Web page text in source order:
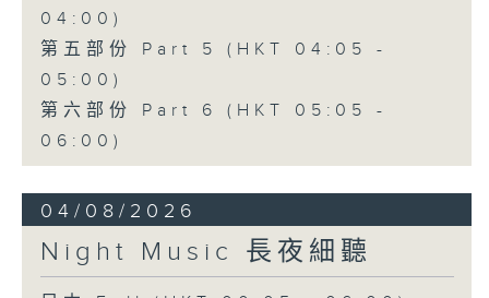
04:00)
第五部份 Part 5 (HKT 04:05 -
05:00)
第六部份 Part 6 (HKT 05:05 -
06:00)
04/08/2026
Night Music 長夜細聽